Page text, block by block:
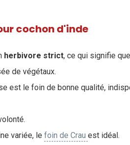
cochon d'inde
herbivore strict, ce qui signifie
de végétaux.
est le foin de bonne qualité,
variée, le foin de Crau est idéal.